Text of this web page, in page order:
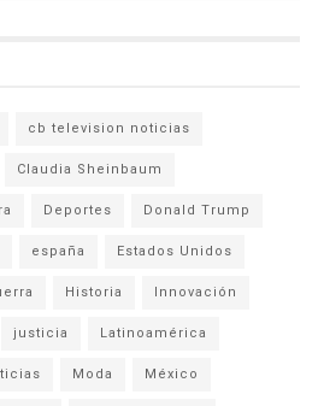
cb television noticias
Claudia Sheinbaum
Deportes Donald Trump
españa Estados Unidos
Historia Innovación
justicia Latinoamérica
Moda México